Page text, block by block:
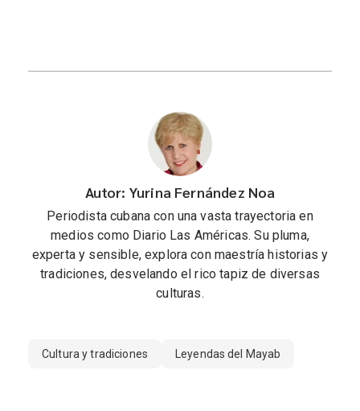
Autor: Yurina Fernández Noa
Periodista cubana con una vasta trayectoria en
medios como Diario Las Américas. Su pluma,
experta y sensible, explora con maestría historias y
tradiciones, desvelando el rico tapiz de diversas
culturas.
Cultura y tradiciones Leyendas del Mayab